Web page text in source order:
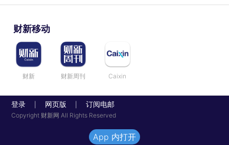
财新移动
财新 财新周刊 Caixin
登录 网页版 订阅电邮
Copyright 财新网 All Rights Reserved
App 内打开